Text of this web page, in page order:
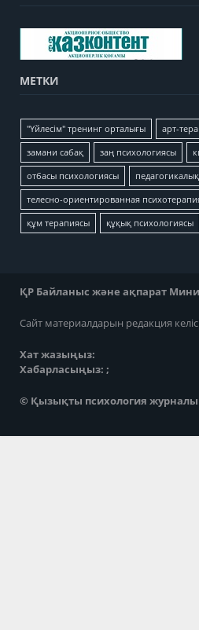
МЕТКИ
"Үйлесім" тренинг орталығы арт-
замани сабақ заң психологиясы
отбасы психологиясы
телесно-ориентированная
құм терапиясы құқық психологиясы
ҚР Байланыс және ақпарат
Сайт материалдарын редакция
Хат жазыңыз:
Хабарласыңыз: ;
© Қызықты психология журналы